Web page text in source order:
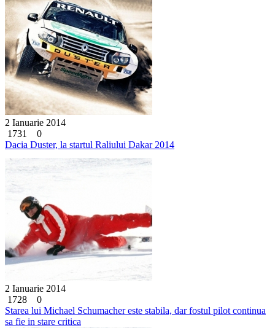
2 Ianuarie 2014
1731
0
Dacia Duster, la startul Raliului Dakar 2014
2 Ianuarie 2014
1728
0
Starea lui Michael Schumacher este stabila, dar fostul pilot continua
sa fie in stare critica